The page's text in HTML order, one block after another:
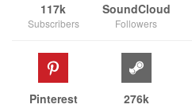
117k
Subscribers
SoundCloud
Followers
Pinterest 276k